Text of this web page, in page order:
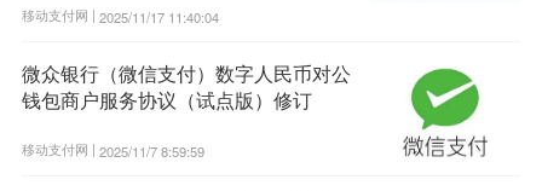
移动支付网 | 2025/11/17 11:40:04
微众银行（微信支付）数字人民币对公
钱包商户服务协议（试点版）修订
移动支付网 | 2025/11/7 8:59:59